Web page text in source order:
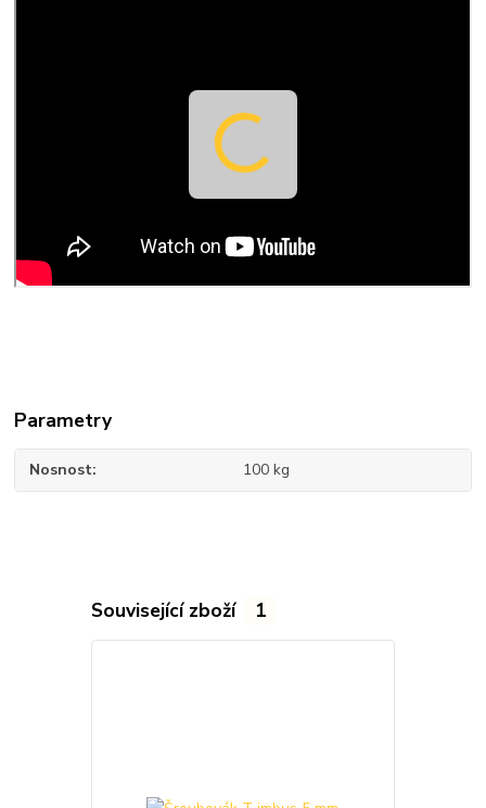
Parametry
Nosnost 100 kg
Související zboží 1